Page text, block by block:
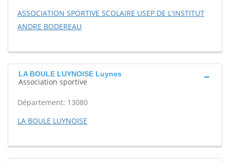
ASSOCIATION SPORTIVE SCOLAIRE USEP DE L'INSTITUT
ANDRE BODEREAU
LA BOULE LUYNOISE Luynes
Association sportive
Département: 13080
LA BOULE LUYNOISE